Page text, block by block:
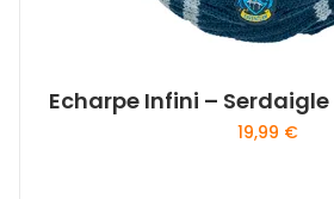
Echarpe Infini –
19,99 €